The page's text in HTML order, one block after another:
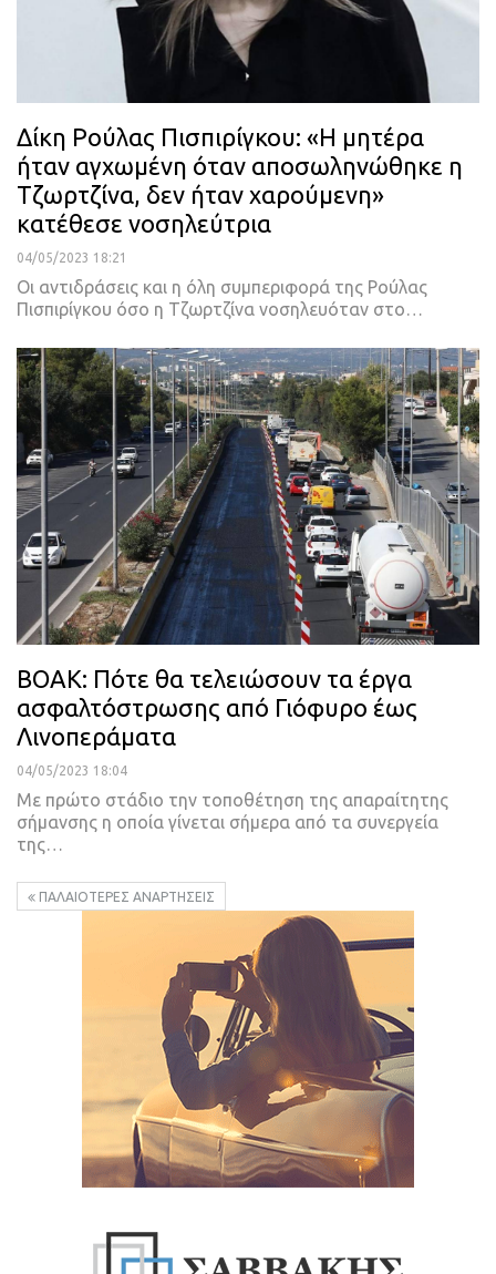
Δίκη Ρούλας Πισπιρίγκου: «Η μητέρα
ήταν αγχωμένη όταν αποσωληνώθηκε η
Τζωρτζίνα, δεν ήταν χαρούμενη»
κατέθεσε νοσηλεύτρια
04/05/2023 18:21
Οι αντιδράσεις και η όλη συμπεριφορά της Ρούλας
Πισπιρίγκου όσο η Τζωρτζίνα νοσηλευόταν στο…
ΒΟΑΚ: Πότε θα τελειώσουν τα έργα
ασφαλτόστρωσης από Γιόφυρο έως
Λινοπεράματα
04/05/2023 18:04
Με πρώτο στάδιο την τοποθέτηση της απαραίτητης
σήμανσης η οποία γίνεται σήμερα από τα συνεργεία
της
ΠΑΛΑΙΌΤΕΡΕΣ ΑΝΑΡΤΉΣΕΙΣ